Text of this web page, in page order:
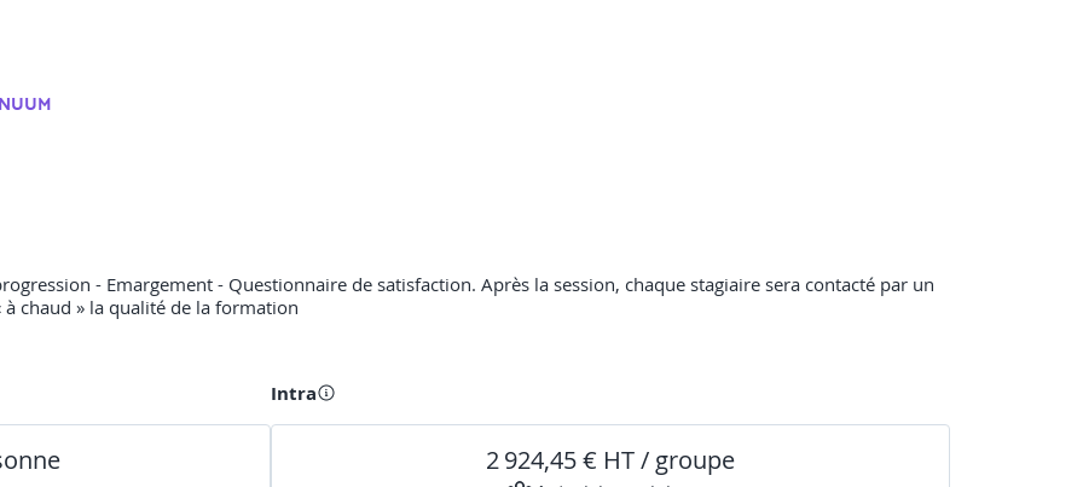
- Emargement - Questionnaire de satisfaction. Après la session, chaque stagiaire sera contacté par un
à chaud » la qualité de la formation
Intra
2 924,45 € HT / groupe